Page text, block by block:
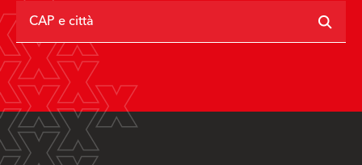
CAP e città